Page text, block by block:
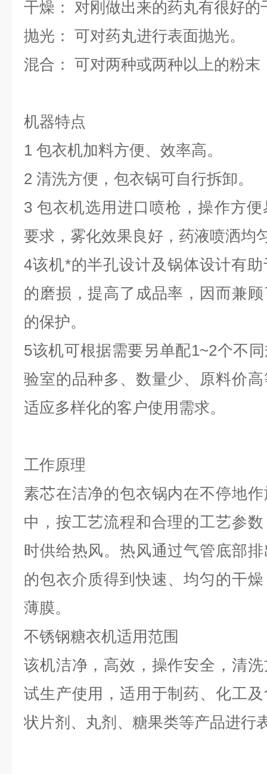
干燥： 对刚做出来的药丸有很好的
抛光： 可对药丸进行表面抛光。
混合： 可对两种或两种以上的粉末
机器特点
1 包衣机加料方便、效率高。
2 清洗方便，包衣锅可自行拆卸。
3 包衣机选用进口喷枪，操作方
要求，雾化效果良好，药液喷洒均
4该机*的半孔设计及锅体设计有
的磨损，提高了成品率，因而兼
的保护。
5该机可根据需要另单配1~2个不
验室的品种多、数量少、原料价
适应多样化的客户使用需求。
工作原理
素芯在洁净的包衣锅内在不停地
中，按工艺流程和合理的工艺参
时供给热风。热风通过气管底部
的包衣介质得到快速、均匀的干
薄膜。
不锈钢糖衣机适用范围
该机洁净，高效，操作安全，清
试生产使用，适用于制药、化工
状片剂、丸剂、糖果类等产品进行